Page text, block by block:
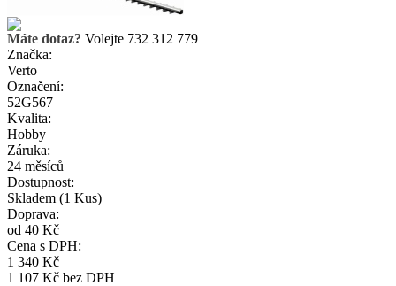
Máte dotaz? Volejte 732 312 779
Značka:
Verto
Označení:
52G567
Kvalita:
Hobby
Záruka:
24 měsíců
Dostupnost:
Skladem (1 Kus)
Doprava:
od 40 Kč
Cena s DPH:
1 340 Kč
1 107 Kč bez DPH